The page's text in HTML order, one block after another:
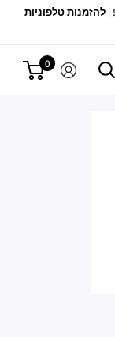
להזמנות טלפוניות
0